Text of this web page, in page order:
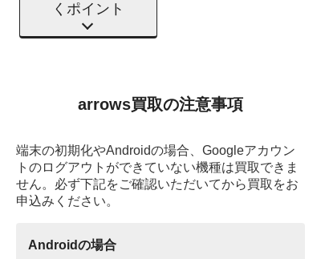
くポイント
arrows買取の注意事項
端末の初期化やAndroidの場合、Googleアカウン
トのログアウトができていない機種は買取できま
せん。必ず下記をご確認いただいてから買取をお
申込みください。
Androidの場合